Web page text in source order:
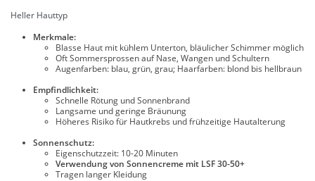
Heller Hauttyp
Merkmale:
Blasse Haut mit kühlem Unterton, bläulicher Schimmer möglich
Oft Sommersprossen auf Nase, Wangen und Schultern
Augenfarben: blau, grün, grau; Haarfarben: blond bis hellbraun
Empfindlichkeit:
Schnelle Rötung und Sonnenbrand
Langsame und geringe Bräunung
Höheres Risiko für Hautkrebs und frühzeitige Hautalterung
Sonnenschutz:
Eigenschutzzeit: 10-20 Minuten
Verwendung von Sonnencreme mit LSF 30-50+
Tragen langer Kleidung